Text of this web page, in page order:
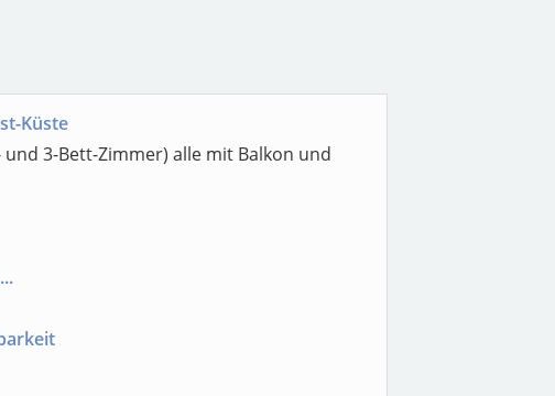
Küste
3-Bett-Zimmer) alle mit Balkon und